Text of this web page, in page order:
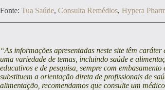
Fonte: Tua Saúde, Consulta Remédios, Hypera
“As informações apresentadas neste site têm
uma variedade de temas, incluindo saúde e
educativos e de pesquisa, sempre com
substituem a orientação direta de profissionais de
alimentação, recomendamos que consulte um